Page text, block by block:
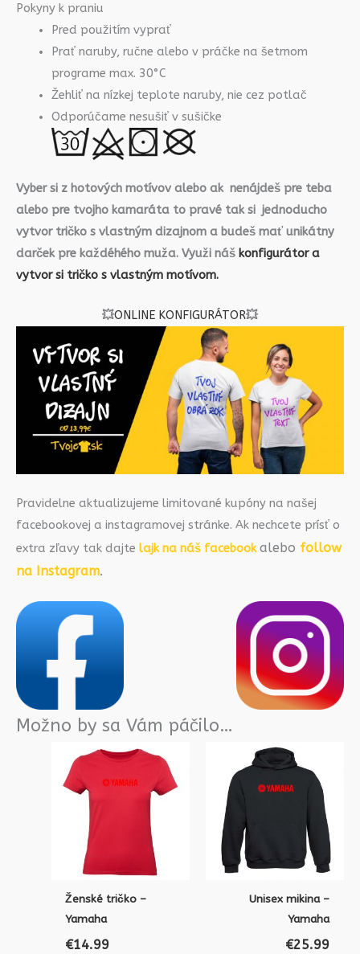
Pokyny k praniu
Pred použitím vyprať
Prať naruby, ručne alebo v práčke na šetrnom
programe max. 30°C
Žehliť na nízkej teplote naruby, nie cez potlač
Odporúčame nesušiť v sušičke
Vyber si z hotových motívov alebo ak nenájdeš pre teba
alebo pre tvojho kamaráta to pravé tak si jednoducho
vytvor tričko s vlastným dizajnom a budeš mať unikátny
darček pre každéhého muža. Využi náš konfigurátor a
vytvor si tričko s vlastným motívom.
💥ONLINE KONFIGURÁTOR💥
Pravidelne aktualizujeme limitované kupóny na našej
facebookovej a instagramovej stránke. Ak nechcete prísť o
extra zľavy tak dajte lajk na náš facebookalebo follow
na Instagram.
Možno by sa Vám páčilo…
Ženské tričko –
Yamaha
€14.99
Unisex mikina –
Yamaha
€25.99